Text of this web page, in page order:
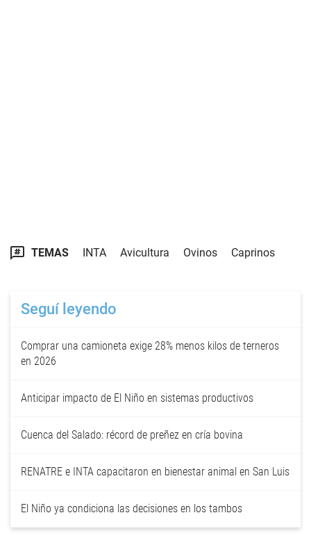
TEMAS INTA Avicultura Ovinos Caprinos
Seguí leyendo
Comprar una camioneta exige 28% menos kilos de terneros
en 2026
Anticipar impacto de El Niño en sistemas productivos
Cuenca del Salado: récord de preñez en cría bovina
RENATRE e INTA capacitaron en bienestar animal en San Luis
El Niño ya condiciona las decisiones en los tambos